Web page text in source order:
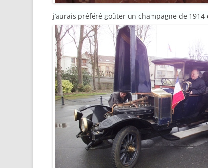
j’aurais préféré goûter un champagne de